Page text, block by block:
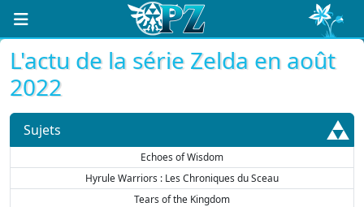
L'actu de la série Zelda en août
2022
Sujets
Echoes of Wisdom
Hyrule Warriors : Les Chroniques du Sceau
Tears of the Kingdom